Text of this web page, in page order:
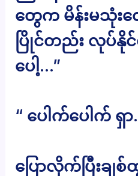
တွေက မိန်းမသုံး
ပြိုင်တည်း လုပ်နို
ပေါ့…”
“ ပေါက်ပေါက် ရှ
ပြောလိုက်ပြီးခ